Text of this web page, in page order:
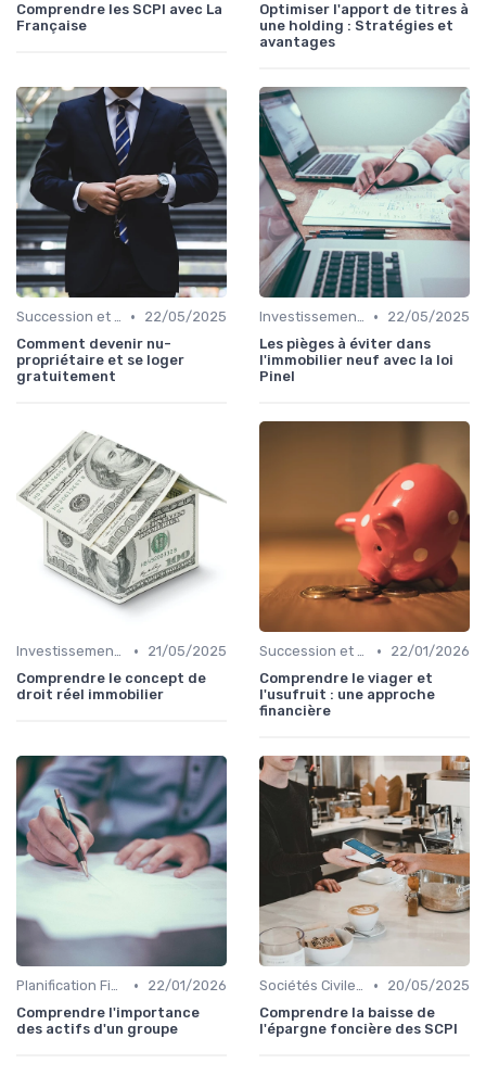
Comprendre les SCPI avec La
Française
Optimiser l'apport de titres à
une holding : Stratégies et
avantages
Succession et Transmission de Patrimoine •
22/05/2025
Comment devenir nu-
propriétaire et se loger
gratuitement
Investissement Immobilier •
22/05/2025
Les pièges à éviter dans
l'immobilier neuf avec la loi
Pinel
Investissement Immobilier •
21/05/2025
Comprendre le concept de
droit réel immobilier
Succession et Transmission de Patrimoine •
22/01/2026
Comprendre le viager et
l'usufruit : une approche
financière
Planification Financière Personnelle •
22/01/2026
Comprendre l'importance
des actifs d'un groupe
Sociétés Civiles de Placement Immobilier (SCPI) •
20/05/2025
Comprendre la baisse de
l'épargne foncière des SCPI